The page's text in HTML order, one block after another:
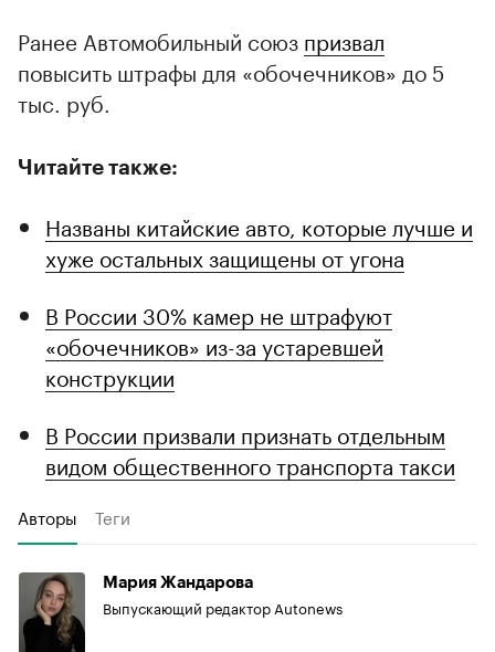
Ранее Автомобильный союз призвал
повысить штрафы для «обочечников» до 5
тыс. руб.
Читайте также:
Названы китайские авто, которые лучше и
хуже остальных защищены от угона
В России 30% камер не штрафуют
«обочечников» из-за устаревшей
конструкции
В России призвали признать отдельным
видом общественного транспорта такси
Авторы Теги
Мария Жандарова
Выпускающий редактор Autonews